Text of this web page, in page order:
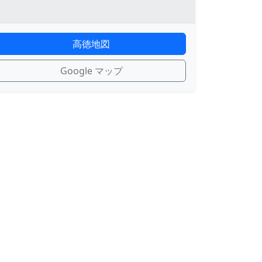
高徳地図
Google マップ